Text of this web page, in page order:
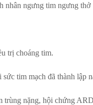
nhân ngưng tim ngưng thở
trị choáng tim.
tim mạch đã thành lập
nặng, hội chứng